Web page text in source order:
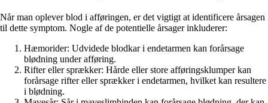
Når man oplever blod i afføringen, er det vigtigt at identificere årsagen
til dette symptom. Nogle af de potentielle årsager inkluderer:
Hæmorider: Udvidede blodkar i endetarmen kan forårsage
blødning under afføring.
Rifter eller sprækker: Hårde eller store afføringsklumper kan
forårsage rifter eller sprækker i endetarmen, hvilket kan resultere
i blødning.